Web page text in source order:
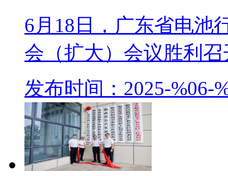
6月18日，广东省电池
会（扩大）会议胜利
发布时间：2025-%06-